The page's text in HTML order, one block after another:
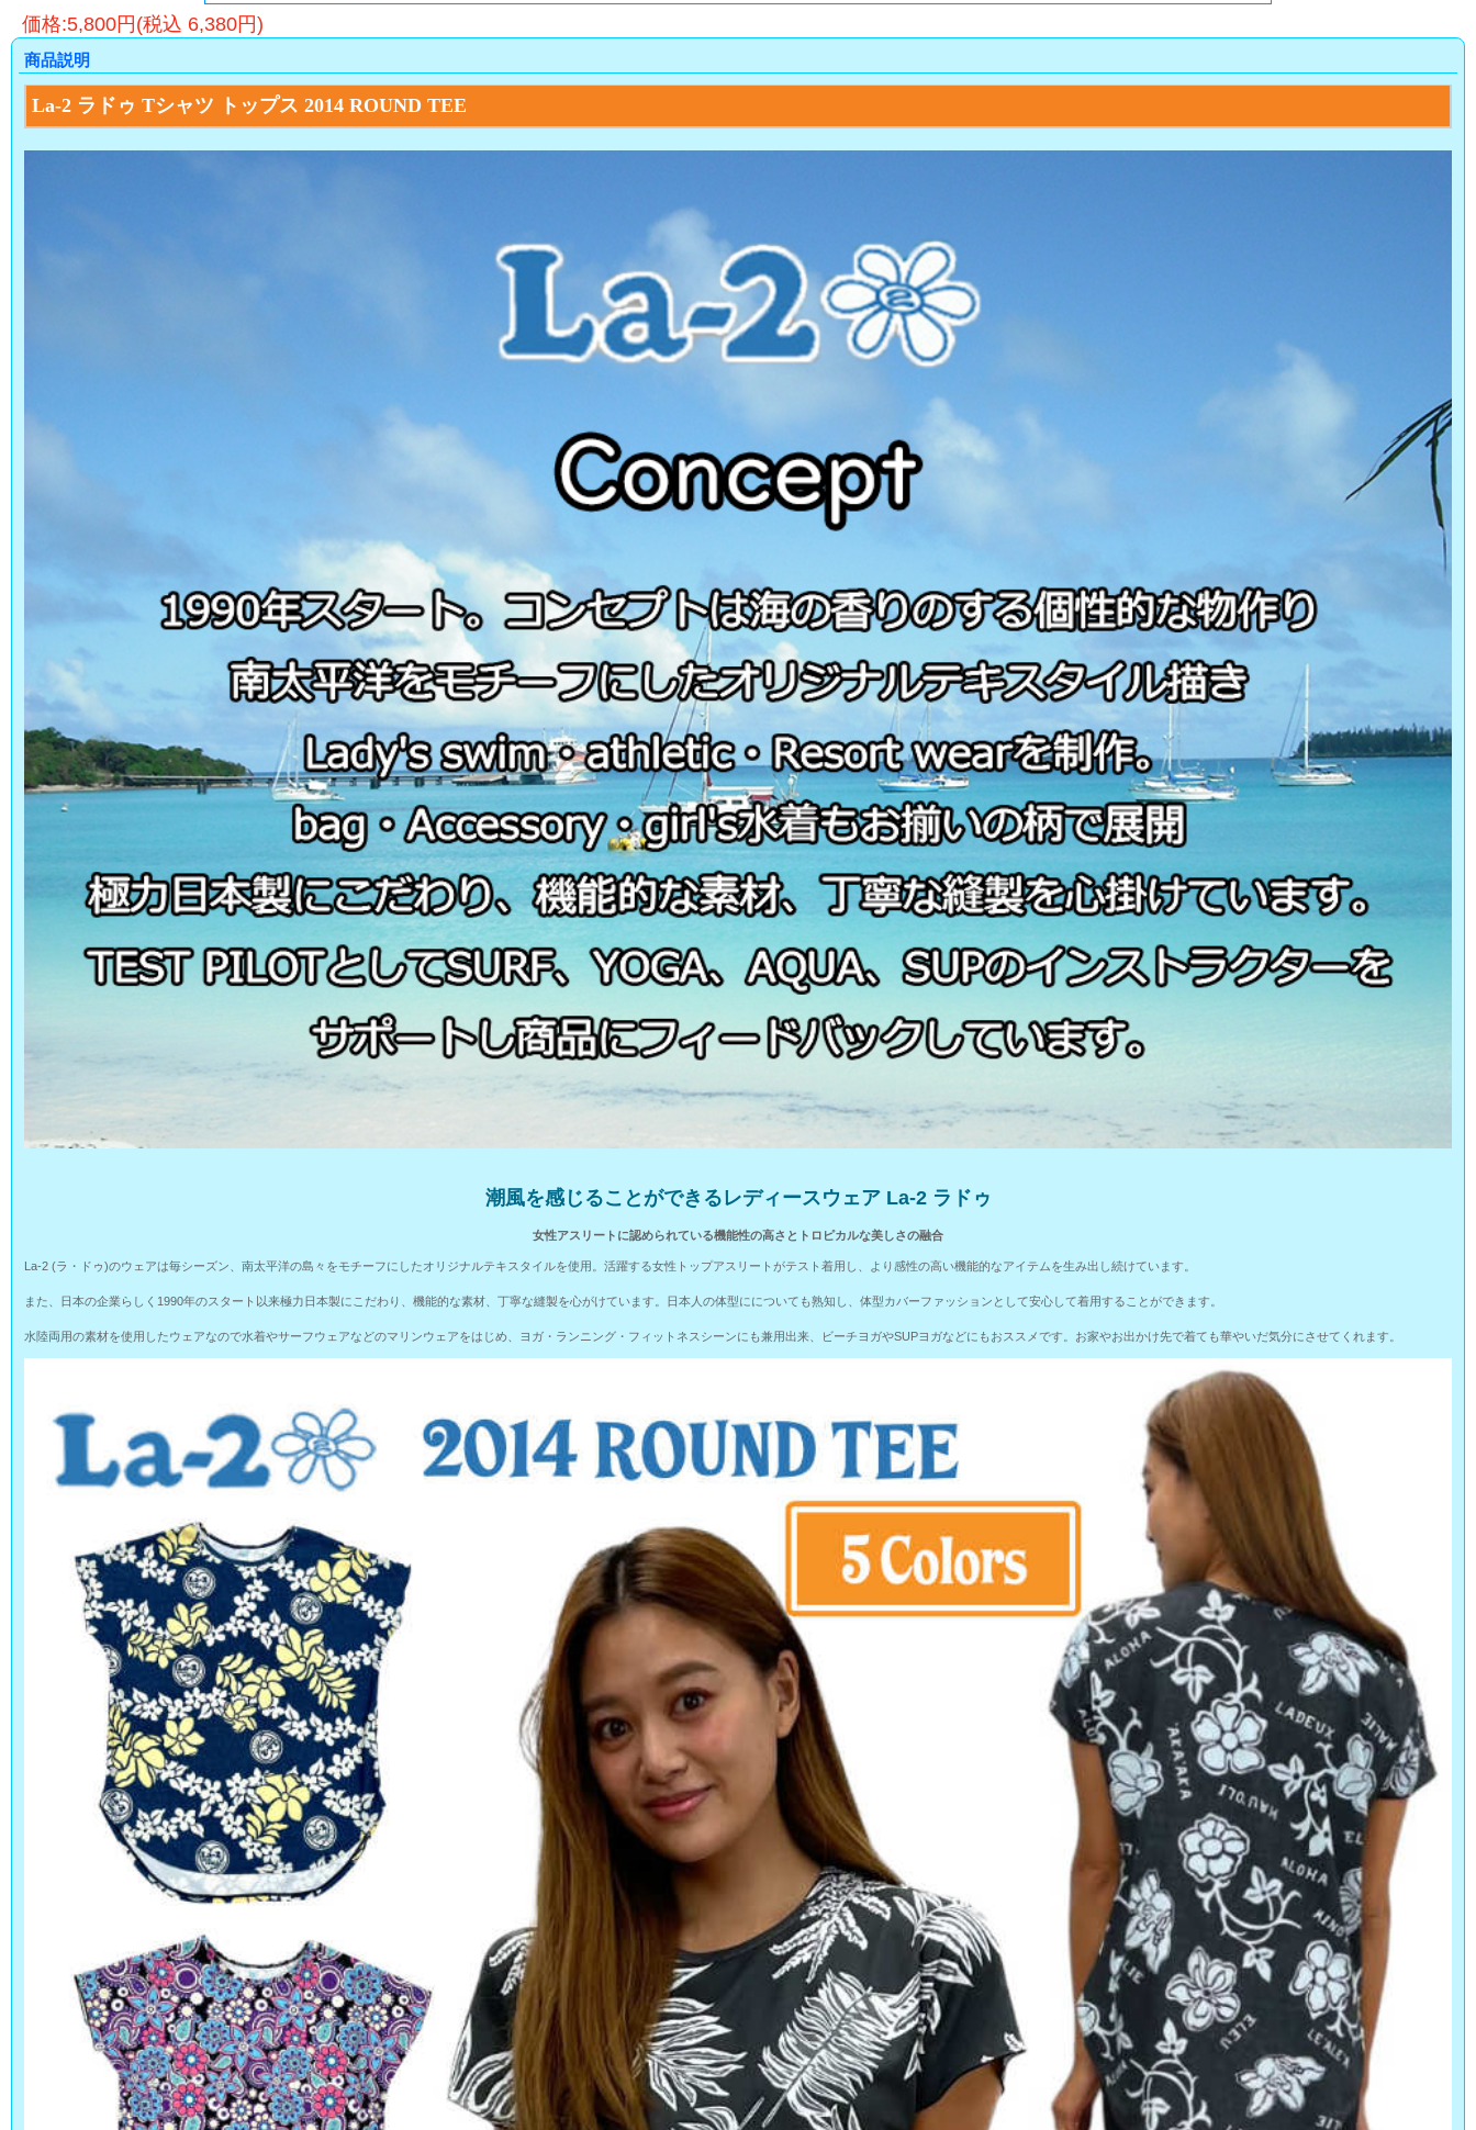
価格:5,800円(税込 6,380円)
商品説明
La-2 ラドゥ Tシャツ トップス 2014 ROUND TEE
潮風を感じることができるレディースウェア La-2 ラドゥ
女性アスリートに認められている機能性の高さとトロピカルな美しさの融合
La-2 (ラ・ドゥ)のウェアは毎シーズン、南太平洋の島々をモチーフにしたオリジナルテキスタイルを使用。活躍する女性トップアスリートがテスト着用し、より感性の高い機能的なアイテムを生み出し続けています。
また、日本の企業らしく1990年のスタート以来極力日本製にこだわり、機能的な素材、丁寧な縫製を心がけています。日本人の体型にについても熟知し、体型カバーファッションとして安心して着用することができます。
水陸両用の素材を使用したウェアなので水着やサーフウェアなどのマリンウェアをはじめ、ヨガ・ランニング・フィットネスシーンにも兼用出来、ビーチヨガやSUPヨガなどにもおススメです。お家やお出かけ先で着ても華やいだ気分にさせてくれます。